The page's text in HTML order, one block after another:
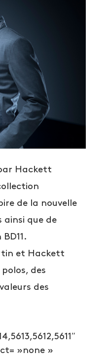
Hackett
de la nouvelle
ainsi que de
et Hackett
des
des
»none »